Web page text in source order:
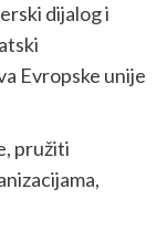
dijalog i
Evropske unije
pružiti